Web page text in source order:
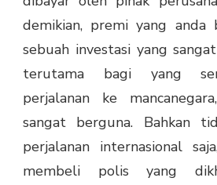
demikian, premi yang anda
sebuah investasi yang
terutama bagi yang
perjalanan ke
sangat berguna. Bahkan
perjalanan internasional
membeli polis yang